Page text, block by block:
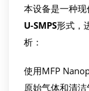
本设备是一种
U-SMPS形式，
析：
使用MFP
原始气体和清洁